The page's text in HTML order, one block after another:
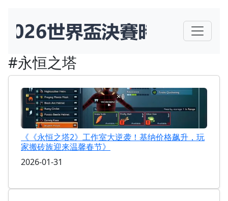
#永恒之塔
《《永恒之塔2》工作室大逆袭！基纳价格飙升，玩
家搬砖族迎来温馨春节》
2026-01-31